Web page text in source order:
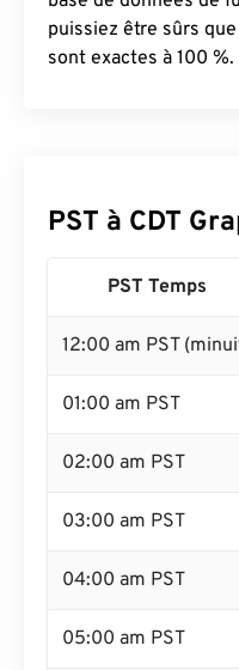
puissiez être sûrs
sont exactes à 100 %.
PST à CDT
PST Temps
12:00 am PST
01:00 am PST
02:00 am PST
03:00 am PST
04:00 am PST
05:00 am PST